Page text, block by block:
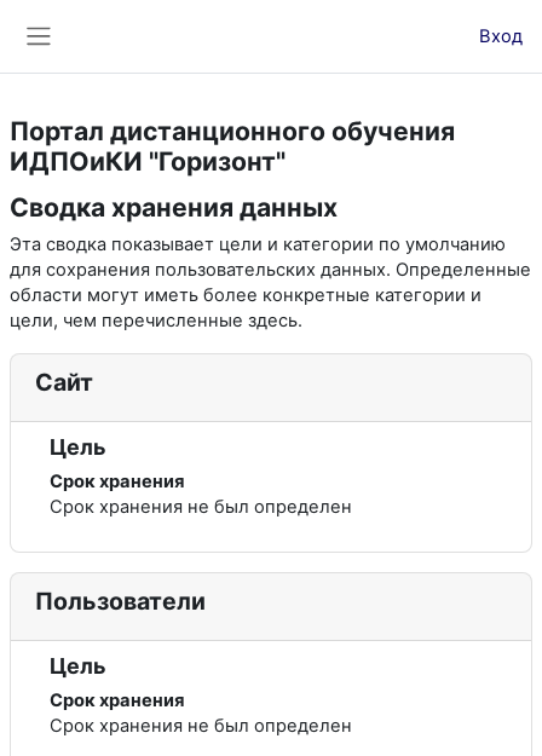
Вход
Портал дистанционного обучения
ИДПОиКИ "Горизонт"
Сводка хранения данных
Эта сводка показывает цели и категории по умолчанию
для сохранения пользовательских данных. Определенные
области могут иметь более конкретные категории и
цели, чем перечисленные здесь.
Сайт
Цель
Срок хранения
Срок хранения не был определен
Пользователи
Цель
Срок хранения
Срок хранения не был определен